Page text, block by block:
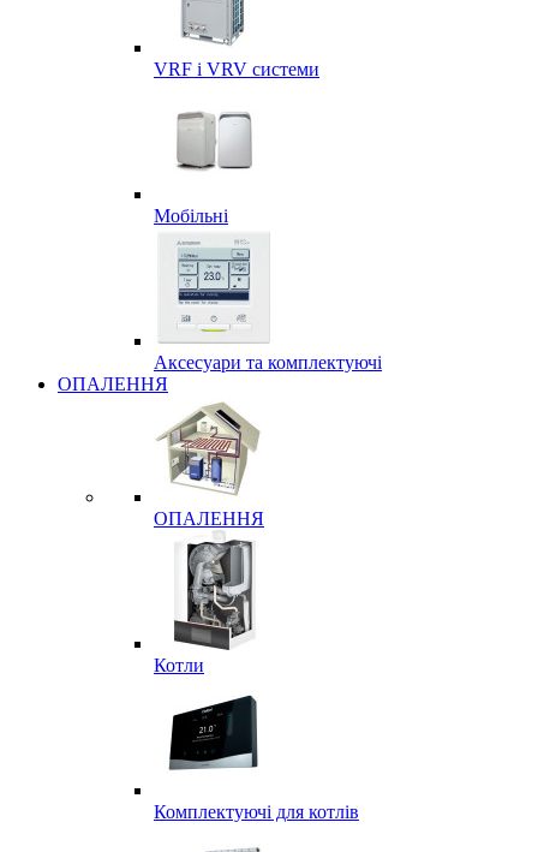
VRF і VRV системи
Мобільні
Аксесуари та комплектуючі
ОПАЛЕННЯ
ОПАЛЕННЯ
Котли
Комплектуючі для котлів